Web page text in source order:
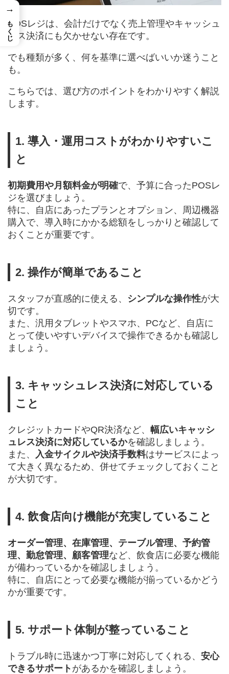
POSレジは、会計だけでなく売上管理やキャッシュ
レス決済にも欠かせない存在です。
でも種類が多く、何を基準に選べばいいか迷うこと
も。
こちらでは、選び方のポイントをわかりやすく解説
します。
1. 導入・運用コストがわかりやすいこ
と
初期費用や月額料金が明確で、予算に合ったPOSレ
ジを選びましょう。
特に、自店にあったプランとオプション、周辺機器
購入で、導入時にかかる総額をしっかりと確認して
おくことが重要です。
2. 操作が簡単であること
スタッフが直感的に使える、 シンプルな操作性が大
切です。
また、汎用タブレットやスマホ、PCなど、自店に
とって使いやすいデバイスで操作できるかも確認し
ましょう。
3. キャッシュレス決済に対応している
こと
クレジットカードやQR決済など、 幅広いキャッシ
ュレス決済に対応しているかを確認しましょう。
また、
入金サイクルや決済手数料はサービスによっ
て大きく異なるため、併せてチェックしておくこと
が大切です。
4. 飲食店向け機能が充実していること
オーダー管理、在庫管理、テーブル管理、予約管
理、勤怠管理、顧客管理など、飲食店に必要な機能
が備わっているかを確認しましょう。
特に、自店にとって必要な機能が揃っているかどう
かが重要です。
5. サポート体制が整っていること
トラブル時に迅速かつ丁寧に対応してくれる、 安心
できるサポート があるかを確認しましょう。
→
もくじ